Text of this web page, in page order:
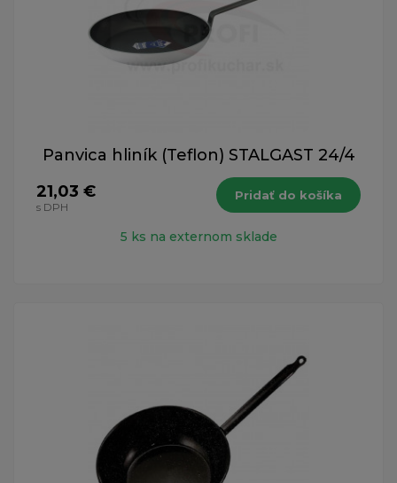
Panvica hliník (Teflon) STALGAST 24/4
21,03 €
s DPH
Pridať do košíka
5 ks na externom sklade